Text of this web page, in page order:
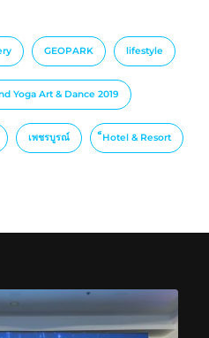
GEOPARK lifestyle
Yoga Art & Dance 2019
เพชรบูรณ์ ็Hotel & Resort